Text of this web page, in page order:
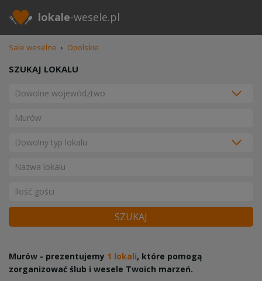
lokale-wesele.pl
Sale weselne › Opolskie
SZUKAJ LOKALU
SZUKAJ
Murów - prezentujemy 1 lokali, które pomogą
zorganizować ślub i wesele Twoich marzeń.